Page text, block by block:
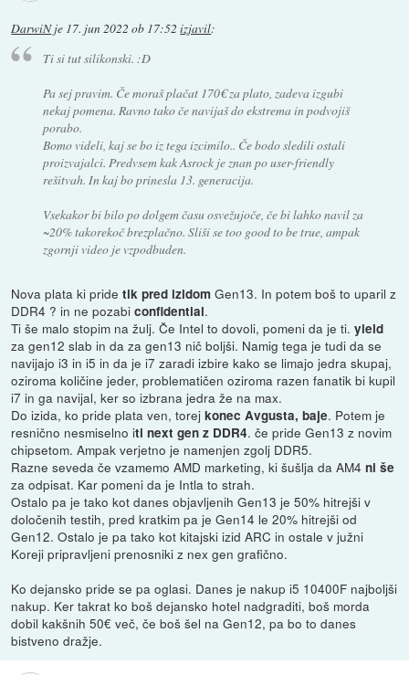
DarwiNje 17. jun 2022 ob 17:52 izjavil:
Ti si tut silikonski. :D
Pa sej pravim. Če moraš plačat 170€ za plato, zadeva izgubi
nekaj pomena. Ravno tako če navijaš do ekstrema in podvojiš
porabo.
Bomo videli, kaj se bo iz tega izcimilo.. Če bodo sledili ostali
proizvajalci. Predvsem kak Asrock je znan po user-friendly
rešitvah. In kaj bo prinesla 13. generacija.
Vsekakor bi bilo po dolgem času osvežujoče, če bi lahko navil za
~20% takorekoč brezplačno. Sliši se too good to be true, ampak
zgornji video je vzpodbuden.
Nova plata ki pridetik pred izidom Gen13. In potem boš to uparil z
DDR4 ? in ne pozabiconfidential.
Ti še malo stopim na žulj. Če Intel to dovoli, pomeni da je ti.yield
za gen12 slab in da za gen13 nič boljši. Namig tega je tudi da se
navijajo i3 in i5 in da je i7 zaradi izbire kako se limajo jedra skupaj,
oziroma količine jeder, problematičen oziroma razen fanatik bi kupil
i7 in ga navijal, ker so izbrana jedra že na max.
Do izida, ko pride plata ven, torej konec Avgusta, baje. Potem je
resnično nesmiselno iti next gen z DDR4. če pride Gen13 z novim
chipsetom. Ampak verjetno je namenjen zgolj DDR5.
Razne seveda če vzamemo AMD marketing, ki šušlja da AM4ni še
za odpisat. Kar pomeni da je Intla to strah.
Ostalo pa je tako kot danes objavljenih Gen13 je 50% hitrejši v
določenih testih, pred kratkim pa je Gen14 le 20% hitrejši od
Gen12. Ostalo je pa tako kot kitajski izid ARC in ostale v južni
Koreji pripravljeni prenosniki z nex gen grafično.
Ko dejansko pride se pa oglasi. Danes je nakup i5 10400F najboljši
nakup. Ker takrat ko boš dejansko hotel nadgraditi, boš morda
dobil kakšnih 50€ več, če boš šel na Gen12, pa bo to danes
bistveno dražje.